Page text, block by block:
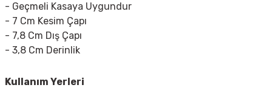
- Geçmeli Kasaya Uygundur
- 7 Cm Kesim Çapı
- 7,8 Cm Dış Çapı
- 3,8 Cm Derinlik
Kullanım Yerleri